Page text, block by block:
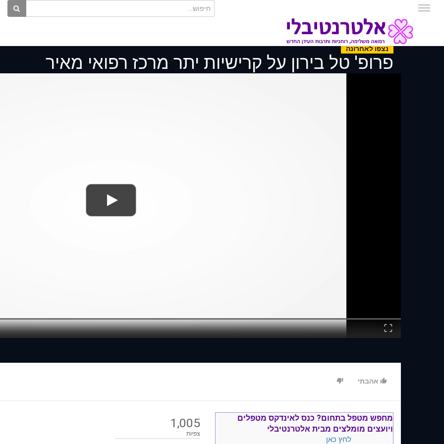
נצפו לאחרונה
פרופ' טל בירון על קרישיות יתר מרכז רפואי מאיר
אהבתי
1,005
צפיות
מחפש מטפל בתחום? כנס לאינדקס מטפלים
ויועצים מומלצים מבית אלטרנטיבלי
לחץ כאן